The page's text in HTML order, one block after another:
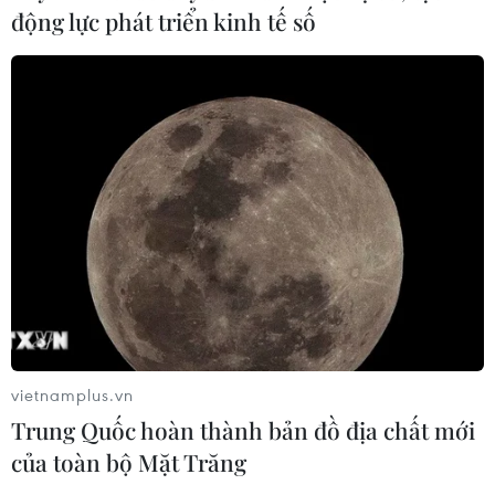
Xem thêm
CƠ QUAN CHỦ QUẢN: THÔNG TẤN XÃ VIỆT NAM
Tổng Biên tập: TRẦN TIẾN DUẨN
Phó Tổng Biên tập: NGUYỄN THỊ TÁM, KHÚC THANH
THỦY
Sở hữu trí tuệ
RSS
Hỗ trợ
động lực phát triển kinh tế số
vietnamplus.vn
Trung Quốc hoàn thành bản đồ địa chất mới
của toàn bộ Mặt Trăng